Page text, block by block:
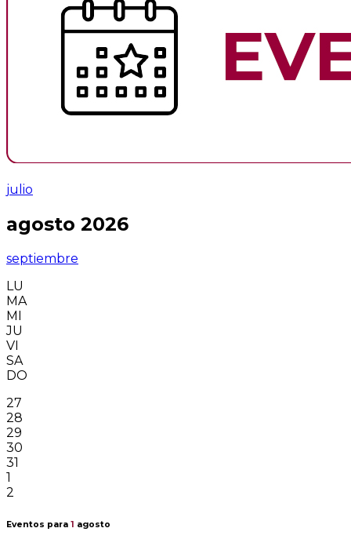
julio
agosto 2026
septiembre
LU
MA
MI
JU
VI
SA
DO
27
28
29
30
31
1
2
Eventos para 1 agosto